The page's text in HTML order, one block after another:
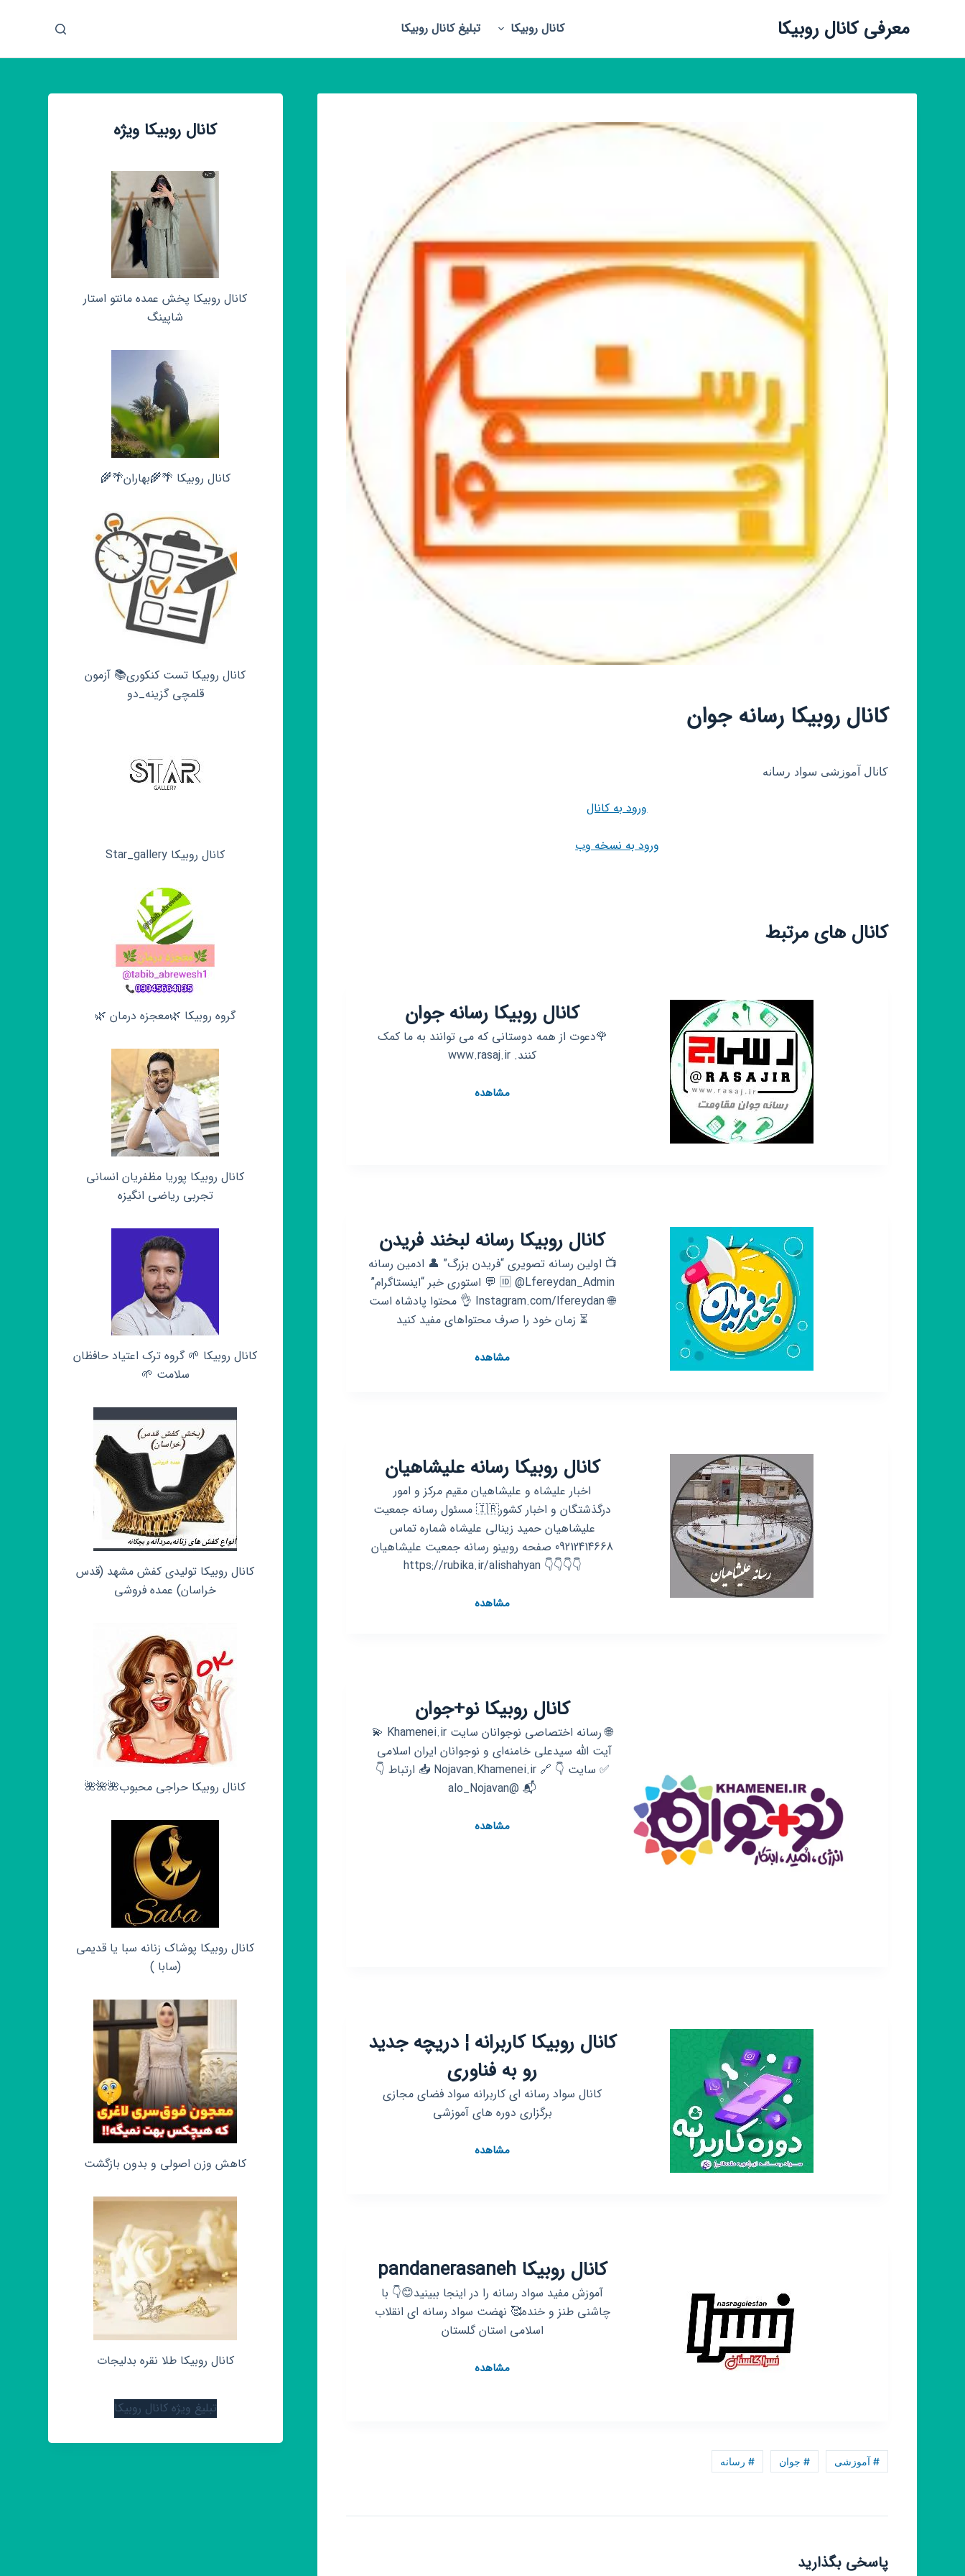
ش
معرفی کانال روبیکا کانال روبیکا تبلیغ کانال روبیکا
کانال روبیکا رسانه جوان
کانال آموزشی سواد رسانه
ورود به کانال
ورود به نسخه وب
کانال های مرتبط
کانال روبیکا رسانه جوان
🌹دعوت از همه دوستانی که می توانند به ما کمک
کنند. www.rasaj.ir
مشاهدهکانال
کانال روبیکا رسانه لبخند فریدن
📺 اولین رسانه تصویری “فریدن بزرگ” 👤 ادمین رسانه
🆔 @Lfereydan_Admin 💬 استوری خبر “اینستاگرام”
🌐 Instagram.com/lfereydan 👌 محتوا پادشاه است
⏳ زمان خود را صرف محتواهای مفید کنید
مشاهدهکانال
کانال روبیکا رسانه علیشاهیان
اخبار علیشاه و علیشاهیان مقیم مرکز و امور
درگذشتگان و اخبار کشور🇮🇷 مسئول رسانه جمعیت
علیشاهیان حمید زینالی علیشاه شماره تماس
09212414668 صفحه روبینو رسانه جمعیت علیشاهیان
👇👇👇👇 https://rubika.ir/alishahyan
مشاهدهکانال
کانال روبیکا نو+جوان
🌐 رسانه اختصاصی نوجوانان سایت Khamenei.ir 💫
آیت الله سیدعلی خامنه‌ای و نوجوانان ایران اسلامی ‌
✅ سایت 👇 🔗 Nojavan.Khamenei.ir 📥 ارتباط 👇
📬 @alo_Nojavan
مشاهدهکانال
کانال روبیکا کاربرانه ¦ دریچه جدید
رو به فناوری
کانال سواد رسانه ای کاربرانه سواد فضای مجازی
برگزاری دوره های آموزشی
مشاهدهکانال
به
فناوری
کانال روبیکا pandanerasaneh
آموزش مفید سواد رسانه را در اینجا ببینید😊👇 با
چاشنی طنز و خنده🥰 نهضت سواد رسانه ای انقلاب
اسلامی استان گلستان
مشاهدهکانال
# آموزشی # جوان # رسانه
پاسخی بگذارید
کانال روبیکا ویژه
کانال روبیکا پخش عمده مانتو استار
شاپینگ
کانال روبیکا 🌴🌾بهاران🌴🌾
کانال روبیکا تست کنکوری📚 آزمون
قلمچی‌‌ گزینه_دو
کانال روبیکا Star_gallery
گروه روبیکا 🌿معجزه درمان 🌿
کانال روبیکا پوریا مظفریان انسانی
تجربی ریاضی انگیزه
کانال روبیکا 🌱 گروه ترک اعتیاد حافظان
سلامت 🌱
کانال روبیکا تولیدی کفش مشهد (قدس
خراسان) عمده فروشی
کانال روبیکا حراجی محبوب🌺🌺🌺
کانال روبیکا پوشاک زنانه سبا یا قدیمی
(سابا )
کاهش وزن اصولی و بدون بازگشت
کانال روبیکا طلا نقره بدلیجات
تبلیغ ویژه کانال روبیکا